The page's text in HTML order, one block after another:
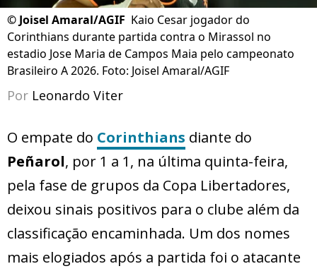
©Joisel Amaral/AGIF Kaio Cesar jogador do
Corinthians durante partida contra o Mirassol no
estadio Jose Maria de Campos Maia pelo campeonato
Brasileiro A 2026. Foto: Joisel Amaral/AGIF
Por Leonardo Viter
O empate do Corinthians diante do
Peñarol, por 1 a 1, na última quinta-feira,
pela fase de grupos da Copa Libertadores,
deixou sinais positivos para o clube além da
classificação encaminhada. Um dos nomes
mais elogiados após a partida foi o atacante